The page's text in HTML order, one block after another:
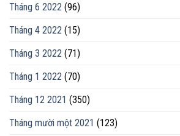
Tháng 6 2022 (96)
Tháng 4 2022 (15)
Tháng 3 2022 (71)
Tháng 1 2022 (70)
Tháng 12 2021 (350)
Tháng mười một 2021 (123)